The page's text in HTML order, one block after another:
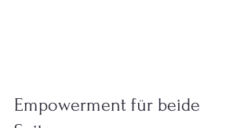
Empowerment für beide